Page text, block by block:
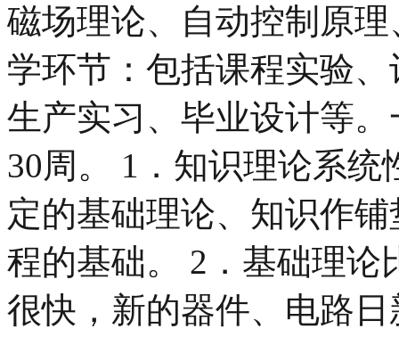
磁场理论、自动控制原
学环节：包括课程实验
生产实习、毕业设计等
30周。 1．知识理论系
定的基础理论、知识作
程的基础。 2．基础理论
很快，新的器件、电路